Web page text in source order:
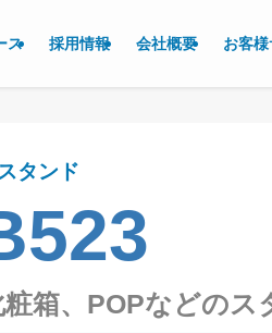
ス 採用情報 会社概要 お客
タンド
箱、POPなどのス